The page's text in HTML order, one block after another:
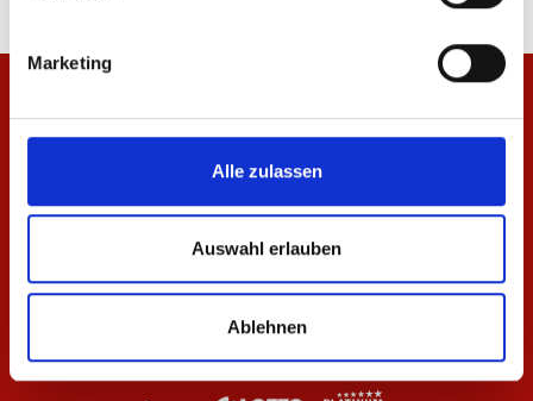
Marketing
Alle zulassen
Auswahl erlauben
Ablehnen